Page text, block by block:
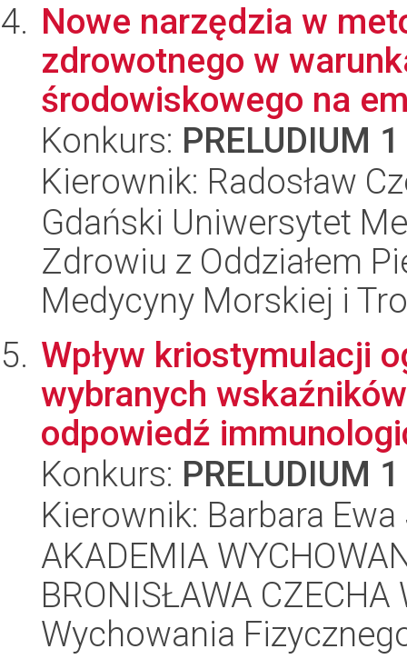
Nowe narzędzia w
zdrowotnego w
środowiskowego na
Konkurs: PRELUDIUM 1
Kierownik: Radosław
Gdański Uniwersytet
Zdrowiu z Oddziałem
Medycyny Morskiej i
Wpływ kriostymulacji
wybranych
odpowiedź
Konkurs: PRELUDIUM 1
Kierownik: Barbara
AKADEMIA
BRONISŁAWA CZECHA
Wychowania